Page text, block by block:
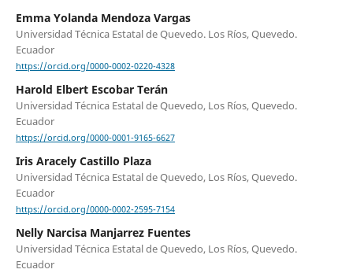
Emma Yolanda Mendoza Vargas
Universidad Técnica Estatal de Quevedo. Los Ríos, Quevedo.
Ecuador
https://orcid.org/0000-0002-0220-4328
Harold Elbert Escobar Terán
Universidad Técnica Estatal de Quevedo, Los Ríos, Quevedo.
Ecuador
https://orcid.org/0000-0001-9165-6627
Iris Aracely Castillo Plaza
Universidad Técnica Estatal de Quevedo, Los Ríos, Quevedo.
Ecuador
https://orcid.org/0000-0002-2595-7154
Nelly Narcisa Manjarrez Fuentes
Universidad Técnica Estatal de Quevedo, Los Ríos, Quevedo.
Ecuador